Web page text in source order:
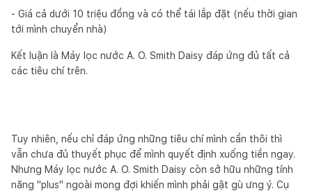
- Giá cả dưới 10 triệu đồng và có thể tái lắp đặt (nếu thời gian
tới mình chuyển nhà)
Kết luận là Máy lọc nước A. O. Smith Daisy đáp ứng đủ tất cả
các tiêu chí trên.
Tuy nhiên, nếu chỉ đáp ứng những tiêu chí mình cần thôi thì
vẫn chưa đủ thuyết phục để mình quyết định xuống tiền ngay.
Nhưng Máy lọc nước A. O. Smith Daisy còn sở hữu những tính
năng "plus" ngoài mong đợi khiến mình phải gật gù ưng ý. Cụ